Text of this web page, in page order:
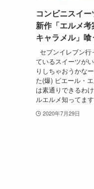
コンビニスイ
新作「エルメ
キャラメル」喰
セブンイレブン
ているスイーツが
りしちゃおうかな
た(爆) ピエール・
は素通りできるわ
ルエルメ知ってま
2020年7月29日